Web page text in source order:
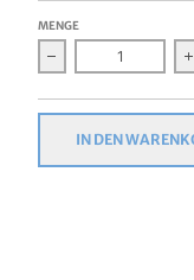
MENGE
Verringern Sie
IN DEN